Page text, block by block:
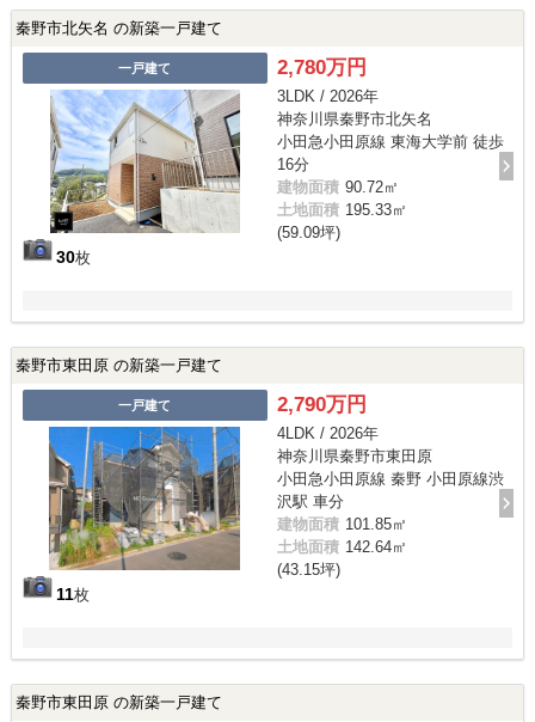
秦野市北矢名 の新築一戸建て
一戸建て
30枚
2,780万円
3LDK / 2026年
神奈川県秦野市北矢名
小田急小田原線 東海大学前 徒歩
16分
建物面積 90.72㎡
土地面積 195.33㎡
(59.09坪)
秦野市東田原 の新築一戸建て
一戸建て
11枚
2,790万円
4LDK / 2026年
神奈川県秦野市東田原
小田急小田原線 秦野 小田原線渋
沢駅 車分
建物面積 101.85㎡
土地面積 142.64㎡
(43.15坪)
秦野市東田原 の新築一戸建て